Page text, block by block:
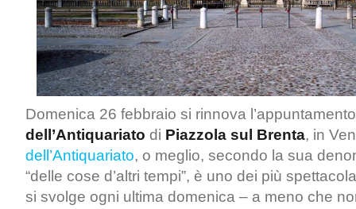
Domenica 26 febbraio si rinnova
dell’Antiquariato di Piazzola sul Brenta, in
dell’Antiquariato, o meglio, secondo la sua
“delle cose d’altri tempi”, è uno dei più
si svolge ogni ultima domenica – a meno che